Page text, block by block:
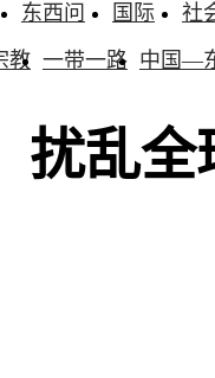
东西问 国际
社
教 一带一路 中国—
扰乱